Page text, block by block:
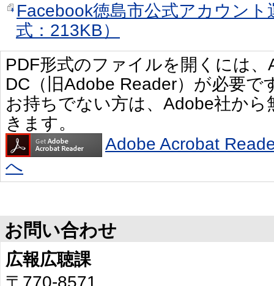
Facebook徳島市公式アカウン
式：213KB）
PDF形式のファイルを開くには
DC（旧Adobe Reader）が必要で
お持ちでない方は、Adobe社か
きます。
Adobe Acrobat
へ
お問い合わせ
広報広聴課
〒770-8571